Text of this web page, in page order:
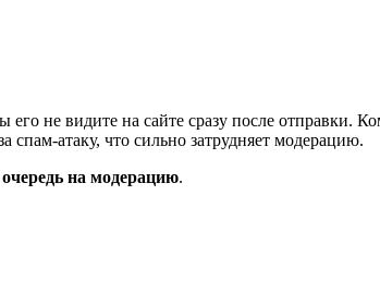
его не видите на сайте сразу после отправки.
атаку, что сильно затрудняет модерацию.
на модерацию.